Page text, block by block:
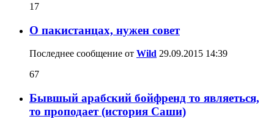
17
О пакистанцах, нужен совет
Последнее сообщение от Wild 29.09.2015 14:39
67
Бывшый арабский бойфренд то являеться,
то проподает (история Саши)